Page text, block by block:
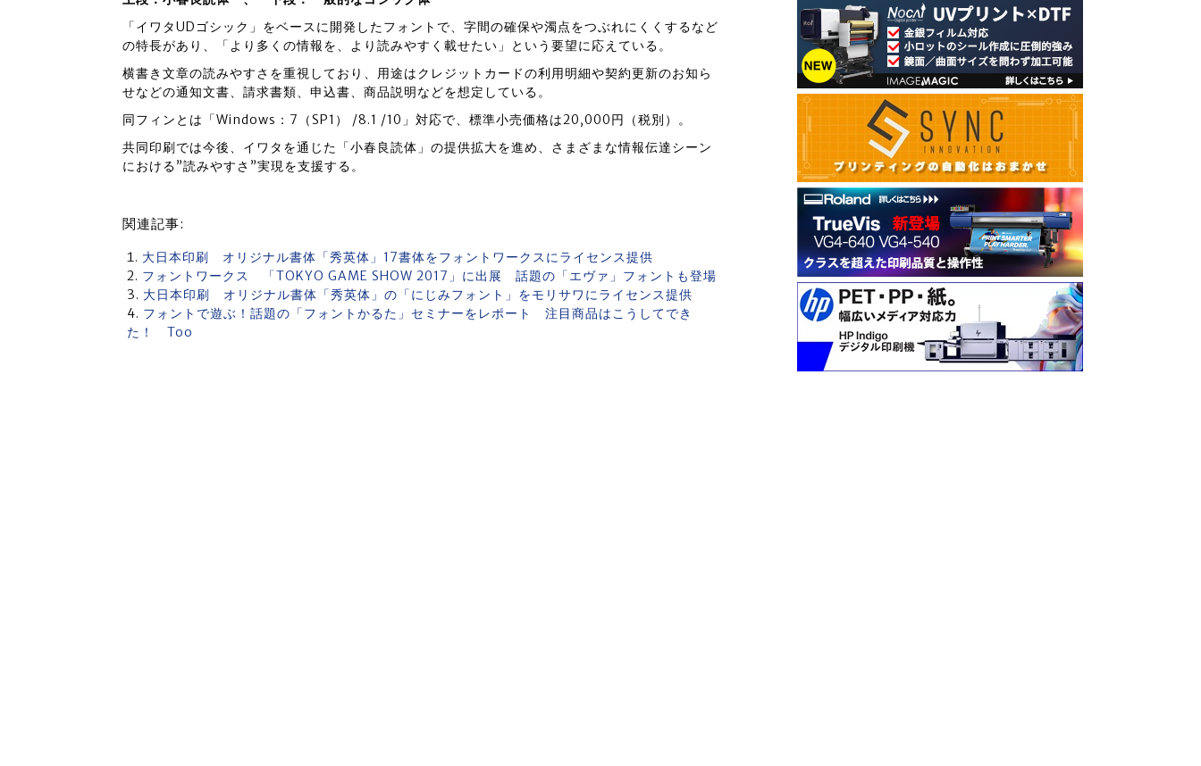
「イワタUDゴシック」をベースに開発したフォントで、字間の確保や濁点をつぶれにくくするなど
の特長があり、「より多くの情報を、より読みやすく載せたい」という要望に応えている。
横書き文章の読みやすさを重視しており、用途はクレジットカードの利用明細や契約更新のお知ら
せなどの通知文書、請求書類、申込書、商品説明などを想定している。
同フィンとは「Windows：7（SP1） /8.1 /10」対応で、標準小売価格は20,000円（税別）。
共同印刷では今後、イワタを通じた「小春良読体」の提供拡大を進め、さまざまな情報伝達シーン
における”読みやすさ”実現を支援する。
関連記事:
大日本印刷 オリジナル書体「秀英体」17書体をフォントワークスにライセンス提供
フォントワークス 「TOKYO GAME SHOW 2017」に出展 話題の「エヴァ」フォントも登場
大日本印刷 オリジナル書体「秀英体」の「にじみフォント」をモリサワにライセンス提供
フォントで遊ぶ！話題の「フォントかるた」セミナーをレポート 注目商品はこうしてでき
た！ Too